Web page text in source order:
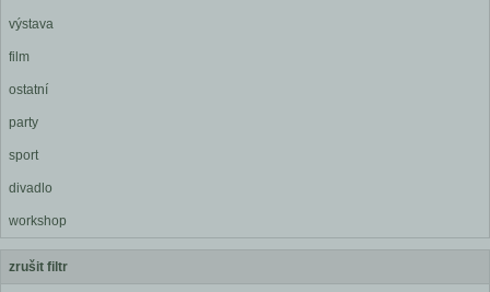
výstava
film
ostatní
party
sport
divadlo
workshop
zrušit filtr